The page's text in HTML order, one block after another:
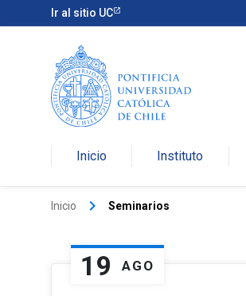
Ir al sitio UC
Inicio Instituto
Inicio keyboard_arrow_right Seminarios
19 AGO